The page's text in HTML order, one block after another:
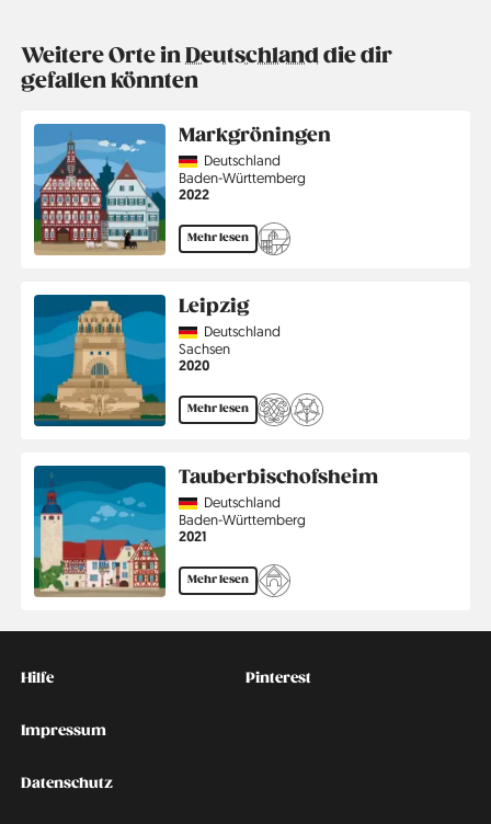
Weitere Orte inDeutschlanddie dir
gefallen könnten
Markgröningen
CountryDeutschland
Region
Baden-Württemberg
Jahr
2022
Mehr lesen
Leipzig
CountryDeutschland
Region
Sachsen
Jahr
2020
Mehr lesen
Tauberbischofsheim
CountryDeutschland
Region
Baden-Württemberg
Jahr
2021
Mehr lesen
Kontakt
Hilfe
Impressum
Datenschutz
Social
Pinterest